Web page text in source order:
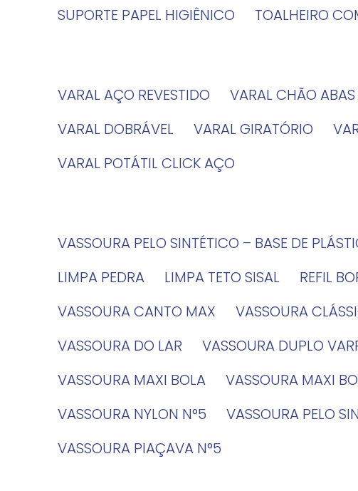
SUPORTE PAPEL HIGIÊNICO
TOALHEIRO
VARAL AÇO REVESTIDO
VARAL CHÃO
VARAL DOBRÁVEL
VARAL GIRATÓRIO
VARAL POTÁTIL CLICK AÇO
VASSOURA PELO SINTÉTICO – BASE DE
LIMPA PEDRA
LIMPA TETO SISAL REFIL
VASSOURA CANTO MAX
VASSOURA
VASSOURA DO LAR
VASSOURA DUPLO
VASSOURA MAXI BOLA
VASSOURA MAXI
VASSOURA NYLON N°5
VASSOURA PELO
VASSOURA PIAÇAVA N°5